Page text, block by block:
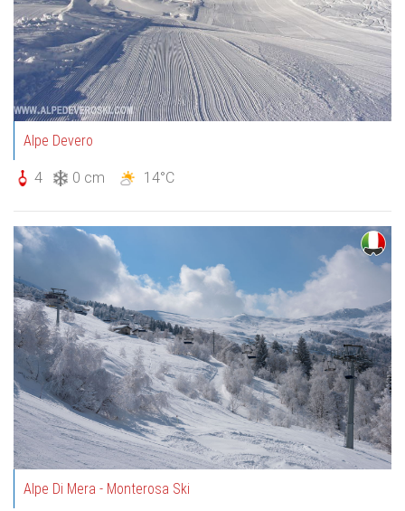
Alpe Devero
4 0 cm 14°C
Alpe Di Mera - Monterosa Ski